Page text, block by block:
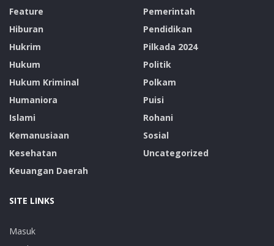
Feature
Hiburan
Hukrim
Hukum
Hukum Kriminal
Humaniora
Islami
Kemanusiaan
Kesehatan
Keuangan Daerah
Pemerintah
Pendidikan
Pilkada 2024
Politik
Polkam
Puisi
Rohani
Sosial
Uncategorized
SITE LINKS
Masuk